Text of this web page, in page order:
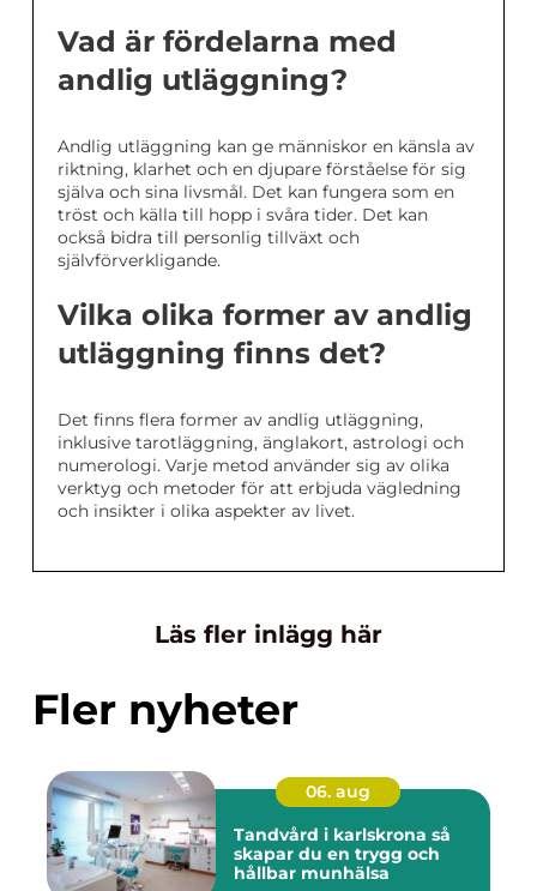
Vad är fördelarna med
andlig utläggning?
Andlig utläggning kan ge människor en känsla av
riktning, klarhet och en djupare förståelse för sig
själva och sina livsmål. Det kan fungera som en
tröst och källa till hopp i svåra tider. Det kan
också bidra till personlig tillväxt och
självförverkligande.
Vilka olika former av andlig
utläggning finns det?
Det finns flera former av andlig utläggning,
inklusive tarotläggning, änglakort, astrologi och
numerologi. Varje metod använder sig av olika
verktyg och metoder för att erbjuda vägledning
och insikter i olika aspekter av livet.
Läs fler inlägg här
Fler nyheter
06. aug
Tandvård i karlskrona så
skapar du en trygg och
hållbar munhälsa